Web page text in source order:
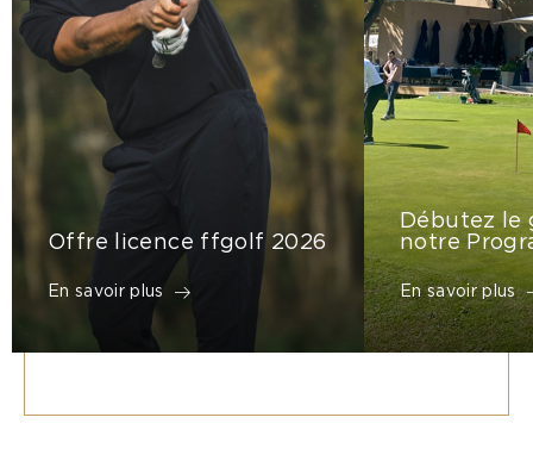
Offre licence ffgolf 2026
En savoir plus
Débutez le
notre
En savoir plus